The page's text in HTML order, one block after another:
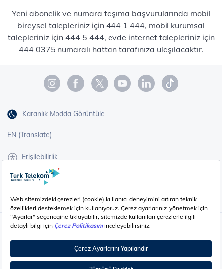
Yeni abonelik ve numara taşıma başvurularında mobil
bireysel talepleriniz için 444 1 444, mobil kurumsal
talepleriniz için 444 5 444, evde internet talepleriniz için
444 0375 numaralı hattan tarafınıza ulaşılacaktır.
Karanlık Modda Görüntüle
EN (Translate)
Erişilebilirlik
İşaret Dili Çevirisi
Çerez Ayarları